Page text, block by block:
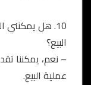
10. هل
البيع؟
– نعم، يمكننا
عملية البيع.